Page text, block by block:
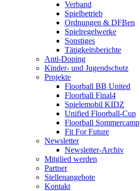
Verband
Spielbetrieb
Ordnungen & DFBen
Spielregelwerke
Sonstiges
Tätigkeitsberichte
Anti-Doping
Kinder- und Jugendschutz
Projekte
Floorball BB United
Floorball Final4
Spielemobil KIDZ
Unified Floorball-Cup
Floorball Sommercamp
Fit For Future
Newsletter
Newsletter-Archiv
Mitglied werden
Partner
Stellenangebote
Kontakt